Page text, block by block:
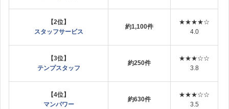
【2位】
スタッフサービス
約1,100件
★★★★☆
4.0
【3位】
テンプスタッフ
約250件
★★★☆☆
3.8
【4位】
マンパワー
約630件
★★★☆☆
3.5